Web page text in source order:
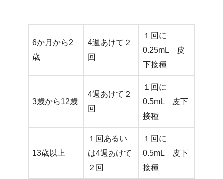
6か月から2
歳
4週あけて２
回
１回に
0.25mL 皮
下接種
3歳から12歳
4週あけて２
回
１回に
0.5mL 皮下
接種
13歳以上
１回あるい
は4週あけて
２回
１回に
0.5mL 皮下
接種